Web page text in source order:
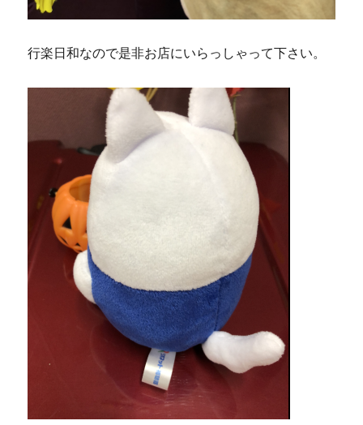
行楽日和なので是非お店にいらっしゃって下さい。